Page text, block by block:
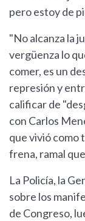
pero estoy de
"No alcanza la
vergüenza lo
comer, es un
represión y
calificar de
con Carlos
que vivió como
frena, ramal
La Policía, la
sobre los
de Congreso,